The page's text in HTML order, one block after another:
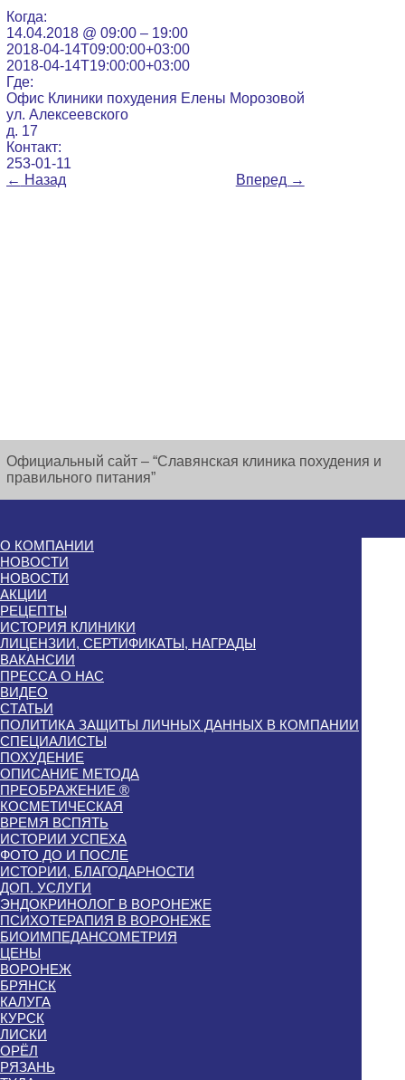
Когда:
14.04.2018 @ 09:00 – 19:00
2018-04-14T09:00:00+03:00
2018-04-14T19:00:00+03:00
Где:
Офис Клиники похудения Елены Морозовой
ул. Алексеевского
д. 17
Контакт:
253-01-11
← Назад Вперед →
Официальный сайт – “Славянская клиника похудения и
правильного питания”
О КОМПАНИИ
НОВОСТИ
НОВОСТИ
АКЦИИ
РЕЦЕПТЫ
ИСТОРИЯ КЛИНИКИ
ЛИЦЕНЗИИ, СЕРТИФИКАТЫ, НАГРАДЫ
ВАКАНСИИ
ПРЕССА О НАС
ВИДЕО
СТАТЬИ
ПОЛИТИКА ЗАЩИТЫ ЛИЧНЫХ ДАННЫХ В КОМПАНИИ
СПЕЦИАЛИСТЫ
ПОХУДЕНИЕ
ОПИСАНИЕ МЕТОДА
ПРЕОБРАЖЕНИЕ ®
КОСМЕТИЧЕСКАЯ
ВРЕМЯ ВСПЯТЬ
ИСТОРИИ УСПЕХА
ФОТО ДО И ПОСЛЕ
ИСТОРИИ, БЛАГОДАРНОСТИ
ДОП. УСЛУГИ
ЭНДОКРИНОЛОГ В ВОРОНЕЖЕ
ПСИХОТЕРАПИЯ В ВОРОНЕЖЕ
БИОИМПЕДАНСОМЕТРИЯ
ЦЕНЫ
ВОРОНЕЖ
БРЯНСК
КАЛУГА
КУРСК
ЛИСКИ
ОРЁЛ
РЯЗАНЬ